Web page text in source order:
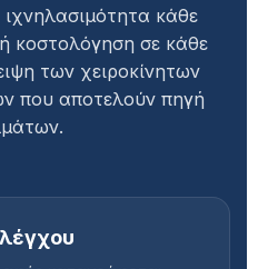
ιχνηλασιμότητα κάθε
κοστολόγηση σε κάθε
των χειροκίνητων
που αποτελούν πηγή